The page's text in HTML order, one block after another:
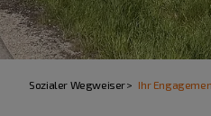
Sozialer Wegweiser Ihr